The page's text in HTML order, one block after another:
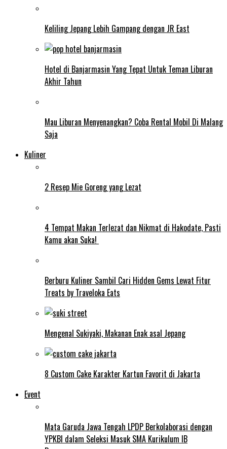
Keliling Jepang Lebih Gampang dengan JR East
Hotel di Banjarmasin Yang Tepat Untuk Teman Liburan
Akhir Tahun
Mau Liburan Menyenangkan? Coba Rental Mobil Di Malang
Saja
Kuliner
2 Resep Mie Goreng yang Lezat
4 Tempat Makan Terlezat dan Nikmat di Hakodate, Pasti
Kamu akan Suka!
Berburu Kuliner Sambil Cari Hidden Gems Lewat Fitur
Treats by Traveloka Eats
Mengenal Sukiyaki, Makanan Enak asal Jepang
8 Custom Cake Karakter Kartun Favorit di Jakarta
Event
Mata Garuda Jawa Tengah LPDP Berkolaborasi dengan
YPKBI dalam Seleksi Masuk SMA Kurikulum IB